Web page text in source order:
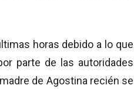
horas debido a lo que
parte de las autoridades
de Agostina recién se